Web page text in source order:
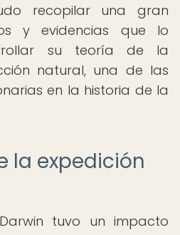
recopilar una gran
y evidencias que lo
su teoría de la
natural, una de las
en la historia de la
la expedición
tuvo un impacto